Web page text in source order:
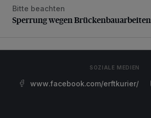
Sperrung wegen Brückenbauarbeiten
Bitte beachten
Sperrung wegen Brückenbauarbeiten
SOZIALE MEDIEN
www.facebook.com/erftkurier/